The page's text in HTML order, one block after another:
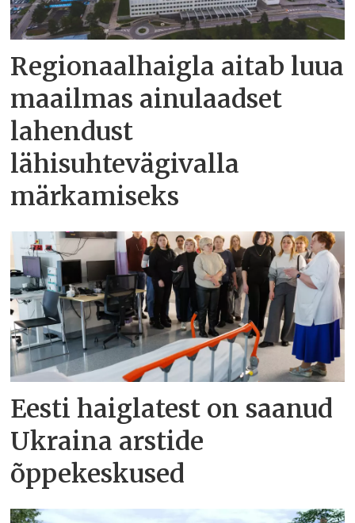
Regionaalhaigla aitab luua
maailmas ainulaadset
lahendust
lähisuhtevägivalla
märkamiseks
Eesti haiglatest on saanud
Ukraina arstide
õppekeskused